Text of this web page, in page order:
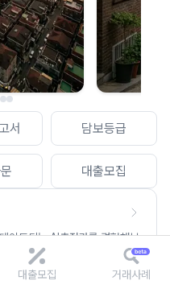
서 담보등급
대출모집
이트되는 AI추정가를 경험해보
대출모집 거래사례